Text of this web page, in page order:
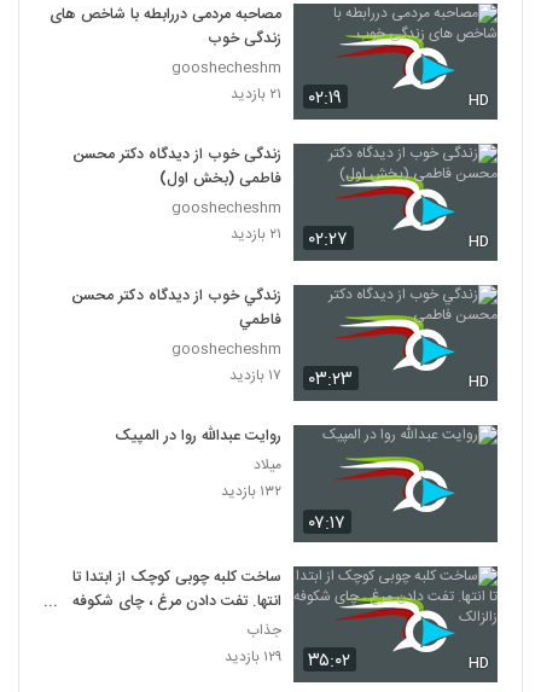
۰۲:۱۹ HD
مصاحبه مردمی دررابطه با شاخص های
زندگی خوب
gooshecheshm
۲۱ بازدید
۰۲:۲۷ HD
زندگی خوب از دیدگاه دکتر محسن
فاطمی (بخش اول)
gooshecheshm
۲۱ بازدید
۰۳:۲۳ HD
زندگي خوب از ديدگاه دكتر محسن
فاطمي
gooshecheshm
۱۷ بازدید
۰۷:۱۷
روایت عبدالله روا در المپیک
میلاد
۱۳۲ بازدید
۳۵:۰۲ HD
ساخت کلبه چوبی کوچک از ابتدا تا
انتها. تفت دادن مرغ ، چای شکوفه
زالزالک
جذاب
۱۲۹ بازدید